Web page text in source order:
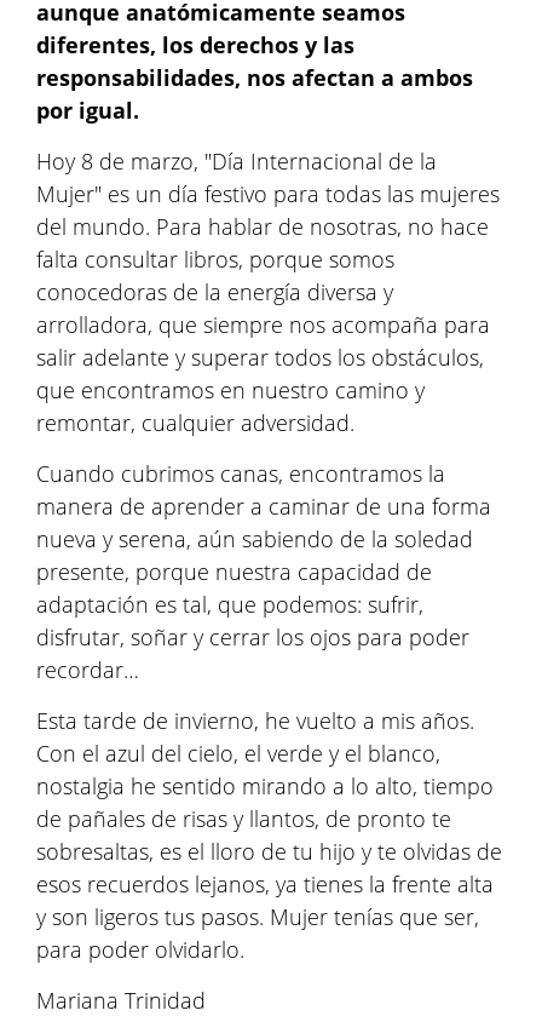
aunque anatómicamente seamos
diferentes, los derechos y las
responsabilidades, nos afectan a ambos
por igual.
Hoy 8 de marzo, "Día Internacional de la
Mujer" es un día festivo para todas las mujeres
del mundo. Para hablar de nosotras, no hace
falta consultar libros, porque somos
conocedoras de la energía diversa y
arrolladora, que siempre nos acompaña para
salir adelante y superar todos los obstáculos,
que encontramos en nuestro camino y
remontar, cualquier adversidad.
Cuando cubrimos canas, encontramos la
manera de aprender a caminar de una forma
nueva y serena, aún sabiendo de la soledad
presente, porque nuestra capacidad de
adaptación es tal, que podemos: sufrir,
disfrutar, soñar y cerrar los ojos para poder
recordar…
Esta tarde de invierno, he vuelto a mis años.
Con el azul del cielo, el verde y el blanco,
nostalgia he sentido mirando a lo alto, tiempo
de pañales de risas y llantos, de pronto te
sobresaltas, es el lloro de tu hijo y te olvidas de
esos recuerdos lejanos, ya tienes la frente alta
y son ligeros tus pasos. Mujer tenías que ser,
para poder olvidarlo.
Mariana Trinidad